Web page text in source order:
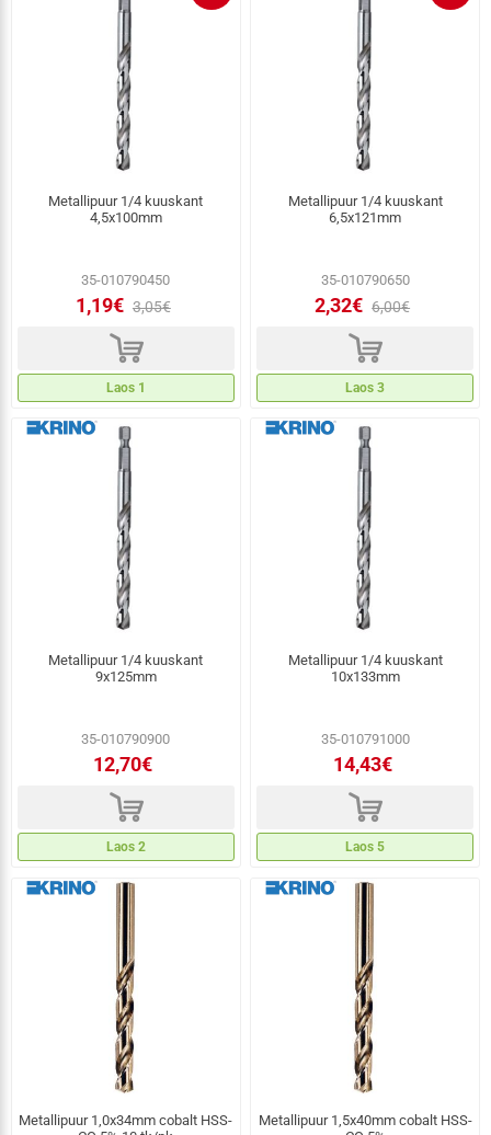
Metallipuur 1/4 kuuskant
4,5x100mm
35-010790450
1,19€ 3,05€
d
Laos 1
Metallipuur 1/4 kuuskant
6,5x121mm
35-010790650
2,32€ 6,00€
d
Laos 3
Metallipuur 1/4 kuuskant
9x125mm
35-010790900
12,70€
d
Laos 2
Metallipuur 1/4 kuuskant
10x133mm
35-010791000
14,43€
d
Laos 5
Metallipuur 1,0x34mm cobalt HSS-
Metallipuur 1,5x40mm cobalt HSS-